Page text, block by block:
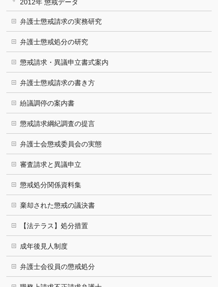
2012年 懲戒データ
弁護士懲戒請求の実務研究
弁護士懲戒処分の研究
懲戒請求・異議申立書式案内
弁護士懲戒請求の書き方
紛議調停の案内書
懲戒請求綱紀調査の提言
弁護士会懲戒委員会の実態
審査請求と異議申立
懲戒処分関係資料集
棄却された懲戒の議決書
【法テラス】処分措置
成年後見人制度
弁護士会役員の懲戒処分